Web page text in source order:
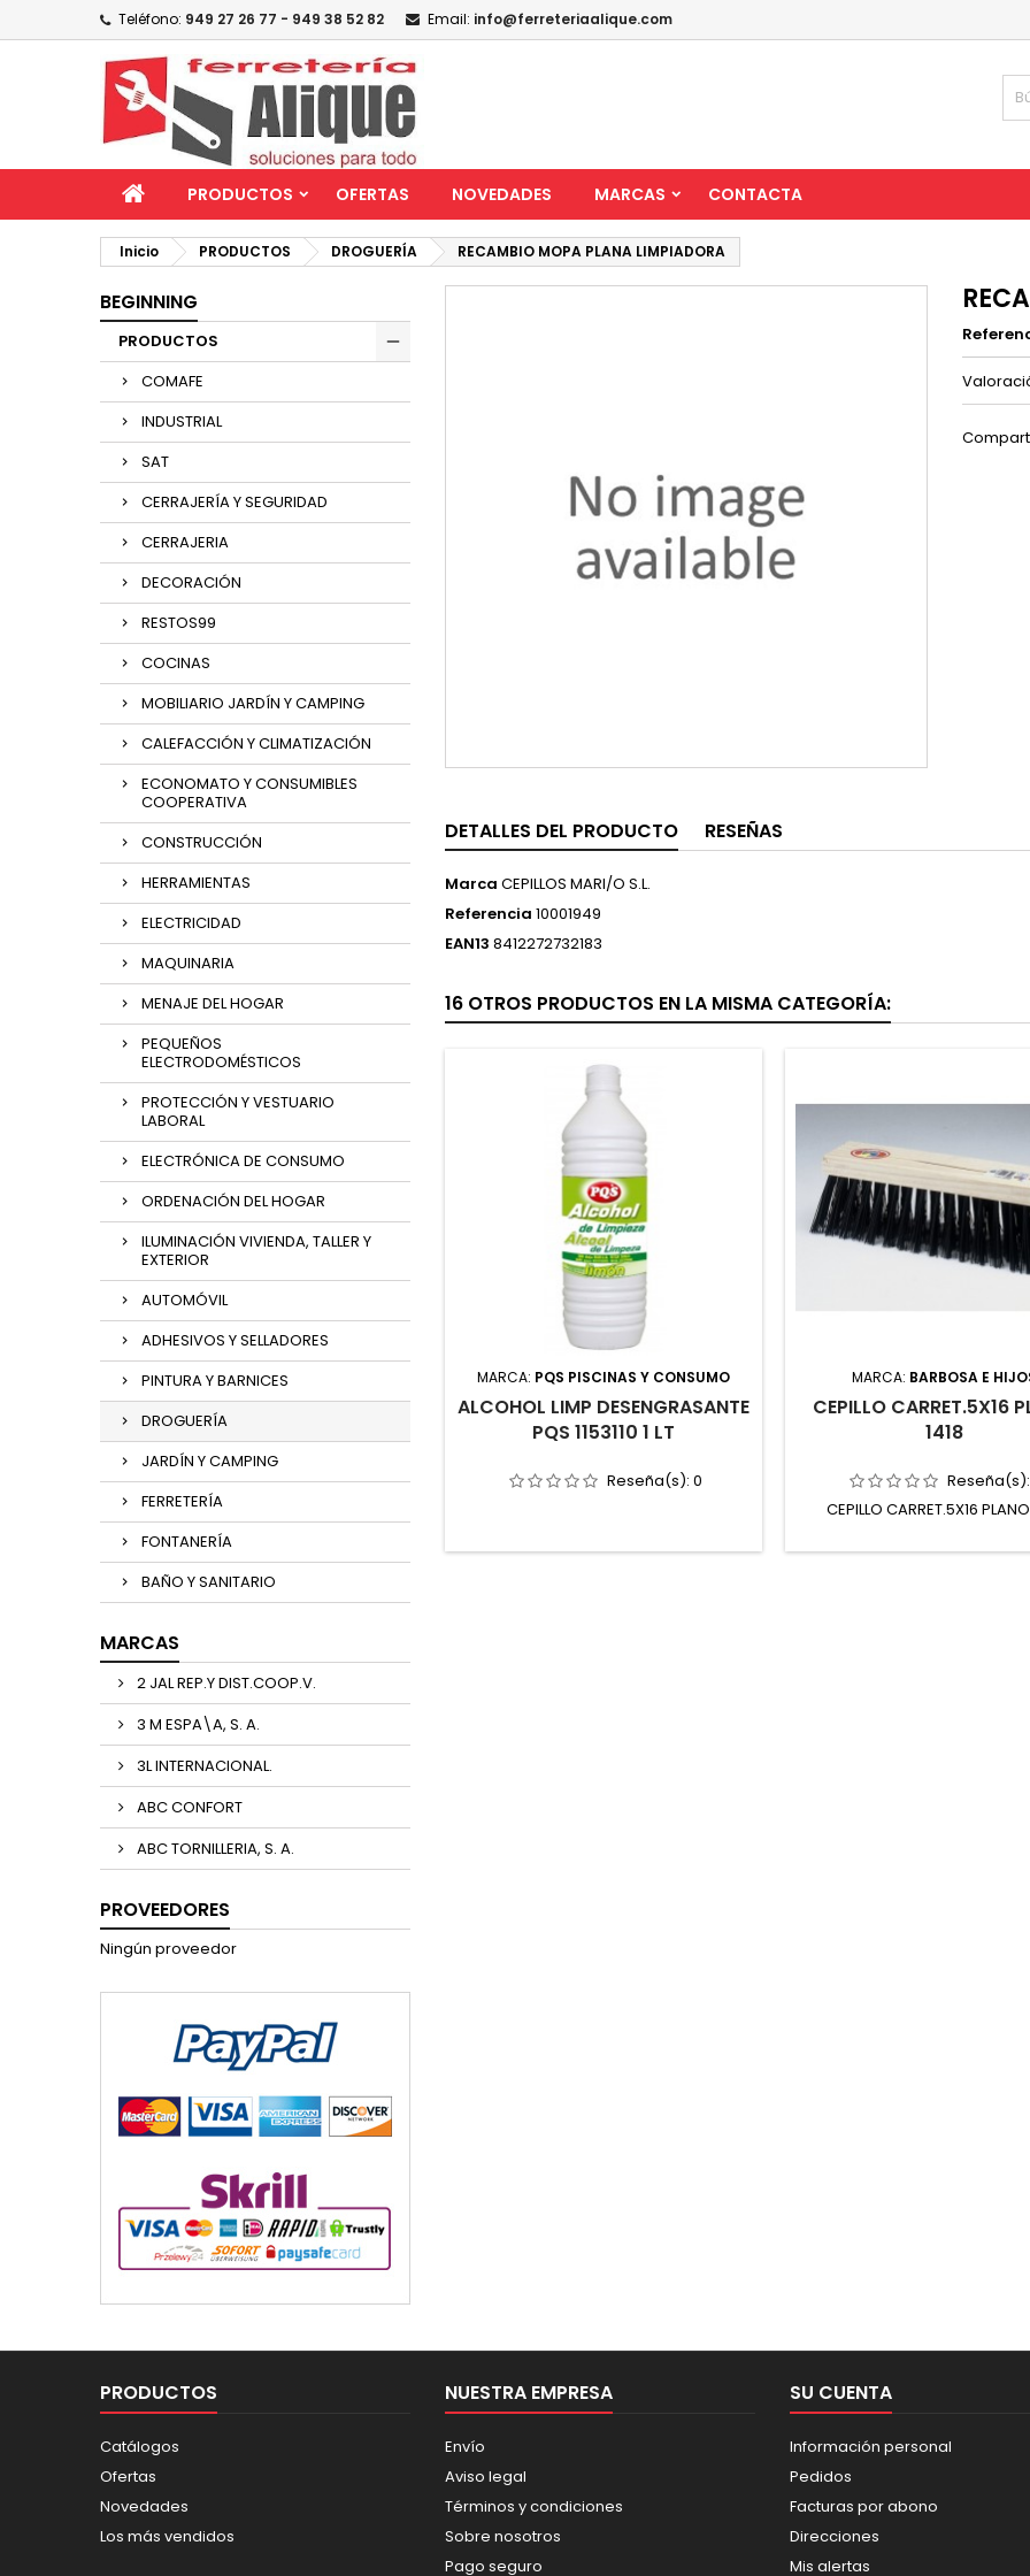
Teléfono: 949 27 26 77 - 949 38 52 82 Email: info@ferreteriaalique.com
PRODUCTOS OFERTAS NOVEDADES MARCAS CONTACTA
Inicio PRODUCTOS DROGUERÍA RECAMBIO MOPA PLANA LIMPIADORA
BEGINNING
PRODUCTOS
COMAFE
INDUSTRIAL
SAT
CERRAJERÍA Y SEGURIDAD
CERRAJERIA
DECORACIÓN
RESTOS99
COCINAS
MOBILIARIO JARDÍN Y CAMPING
CALEFACCIÓN Y CLIMATIZACIÓN
ECONOMATO Y CONSUMIBLES
COOPERATIVA
CONSTRUCCIÓN
HERRAMIENTAS
ELECTRICIDAD
MAQUINARIA
MENAJE DEL HOGAR
PEQUEÑOS
ELECTRODOMÉSTICOS
PROTECCIÓN Y VESTUARIO
LABORAL
ELECTRÓNICA DE CONSUMO
ORDENACIÓN DEL HOGAR
ILUMINACIÓN VIVIENDA, TALLER Y
EXTERIOR
AUTOMÓVIL
ADHESIVOS Y SELLADORES
PINTURA Y BARNICES
DROGUERÍA
JARDÍN Y CAMPING
FERRETERÍA
FONTANERÍA
BAÑO Y SANITARIO
MARCAS
2 JAL REP.Y DIST.COOP.V.
3 M ESPA\A, S. A.
3L INTERNACIONAL.
ABC CONFORT
ABC TORNILLERIA, S. A.
PROVEEDORES
Ningún proveedor
DETALLES DEL PRODUCTO RESEÑAS
Marca CEPILLOS MARI/O S.L.
Referencia 10001949
EAN13 8412272732183
16 OTROS PRODUCTOS EN LA MISMA CATEGORÍA:
MARCA: PQS PISCINAS Y CONSUMO
ALCOHOL LIMP DESENGRASANTE
PQS 1153110 1 LT
Reseña(s): 0
MARCA: BARBOSA E
CEPILLO CARRET.5X16
1418
CEPILLO CARRET.5X16
PRODUCTOS
Catálogos
Ofertas
Novedades
Los más vendidos
NUESTRA EMPRESA
Envío
Aviso legal
Términos y condiciones
Sobre nosotros
Pago seguro
SU CUENTA
Información personal
Pedidos
Facturas por abono
Direcciones
Mis alertas